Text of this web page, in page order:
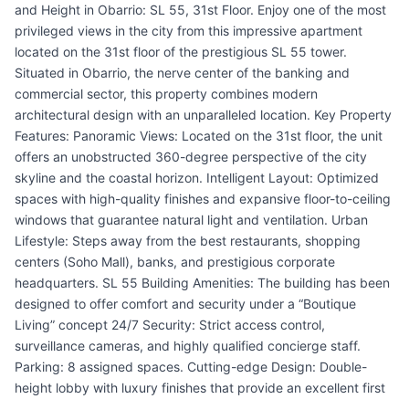
and Height in Obarrio: SL 55, 31st Floor. Enjoy one of the most
privileged views in the city from this impressive apartment
located on the 31st floor of the prestigious SL 55 tower.
Situated in Obarrio, the nerve center of the banking and
commercial sector, this property combines modern
architectural design with an unparalleled location. Key Property
Features: Panoramic Views: Located on the 31st floor, the unit
offers an unobstructed 360-degree perspective of the city
skyline and the coastal horizon. Intelligent Layout: Optimized
spaces with high-quality finishes and expansive floor-to-ceiling
windows that guarantee natural light and ventilation. Urban
Lifestyle: Steps away from the best restaurants, shopping
centers (Soho Mall), banks, and prestigious corporate
headquarters. SL 55 Building Amenities: The building has been
designed to offer comfort and security under a “Boutique
Living” concept 24/7 Security: Strict access control,
surveillance cameras, and highly qualified concierge staff.
Parking: 8 assigned spaces. Cutting-edge Design: Double-
height lobby with luxury finishes that provide an excellent first